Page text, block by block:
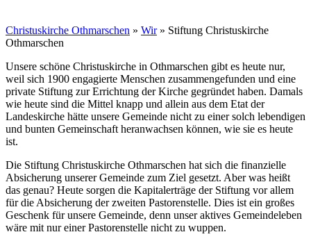
Christuskirche Othmarschen » Wir» Stiftung Christuskirche
Othmarschen
Unsere schöne Christuskirche in Othmarschen gibt es heute nur,
weil sich 1900 engagierte Menschen zusammengefunden und eine
private Stiftung zur Errichtung der Kirche gegründet haben. Damals
wie heute sind die Mittel knapp und allein aus dem Etat der
Landeskirche hätte unsere Gemeinde nicht zu einer solch lebendigen
und bunten Gemeinschaft heranwachsen können, wie sie es heute
ist.
Die Stiftung Christuskirche Othmarschen hat sich die finanzielle
Absicherung unserer Gemeinde zum Ziel gesetzt. Aber was heißt
das genau? Heute sorgen die Kapitalerträge der Stiftung vor allem
für die Absicherung der zweiten Pastorenstelle. Dies ist ein großes
Geschenk für unsere Gemeinde, denn unser aktives Gemeindeleben
wäre mit nur einer Pastorenstelle nicht zu wuppen.